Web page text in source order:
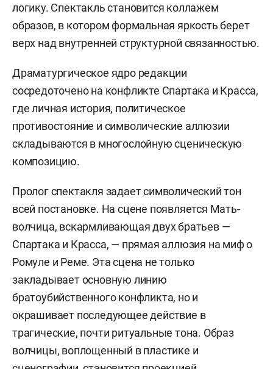
логику. Спектакль становится коллажем
образов, в котором формальная яркость берет
верх над внутренней структурной связанностью.
Драматургическое ядро редакции
сосредоточено на конфликте Спартака и Красса,
где личная история, политическое
противостояние и символические аллюзии
складываются в многослойную сценическую
композицию.
Пролог спектакля задает символический тон
всей постановке. На сцене появляется Мать-
волчица, вскармливающая двух братьев —
Спартака и Красса, — прямая аллюзия на миф о
Ромуле и Реме. Эта сцена не только
закладывает основную линию
братоубийственного конфликта, но и
окрашивает последующее действие в
трагические, почти ритуальные тона. Образ
волчицы, воплощенный в пластике и